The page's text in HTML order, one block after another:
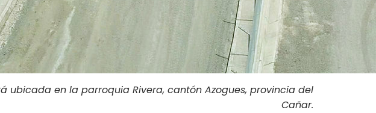
ubicada en la parroquia Rivera, cantón Azogues, provincia del
Cañar.